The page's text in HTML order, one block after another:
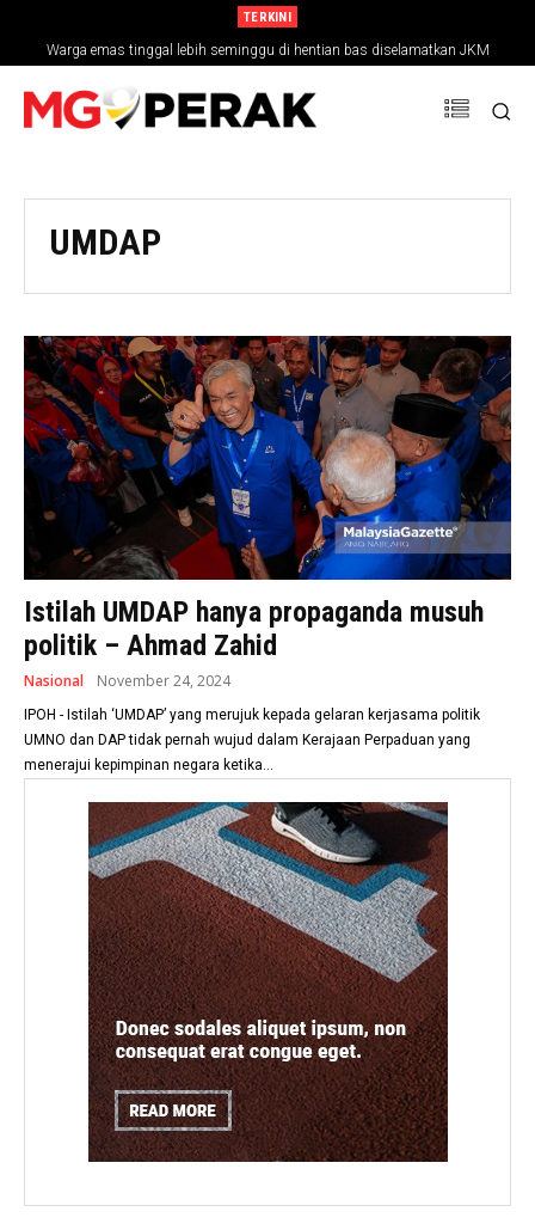
TERKINI
Warga emas tinggal lebih seminggu di hentian bas diselamatkan JKM
UMDAP
Istilah UMDAP hanya propaganda musuh
politik – Ahmad Zahid
Nasional November 24, 2024
IPOH - Istilah ‘UMDAP’ yang merujuk kepada gelaran kerjasama politik
UMNO dan DAP tidak pernah wujud dalam Kerajaan Perpaduan yang
menerajui kepimpinan negara ketika...